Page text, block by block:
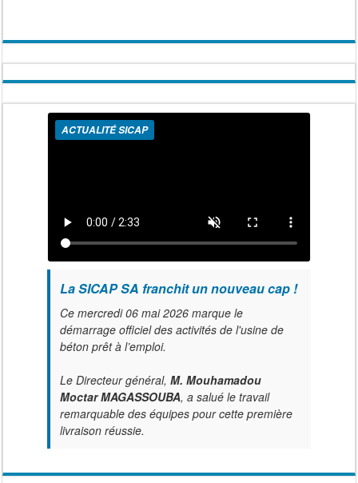
ACTUALITÉ SICAP
La SICAP SA franchit un nouveau cap !
Ce mercredi 06 mai 2026 marque le
démarrage officiel des activités de l'usine de
béton prêt à l’emploi.
Le Directeur général, M. Mouhamadou
Moctar MAGASSOUBA, a salué le travail
remarquable des équipes pour cette première
livraison réussie.